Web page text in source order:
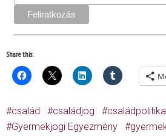
Share this:
család családjog családpolitika
Gyermekjogi Egyezmény